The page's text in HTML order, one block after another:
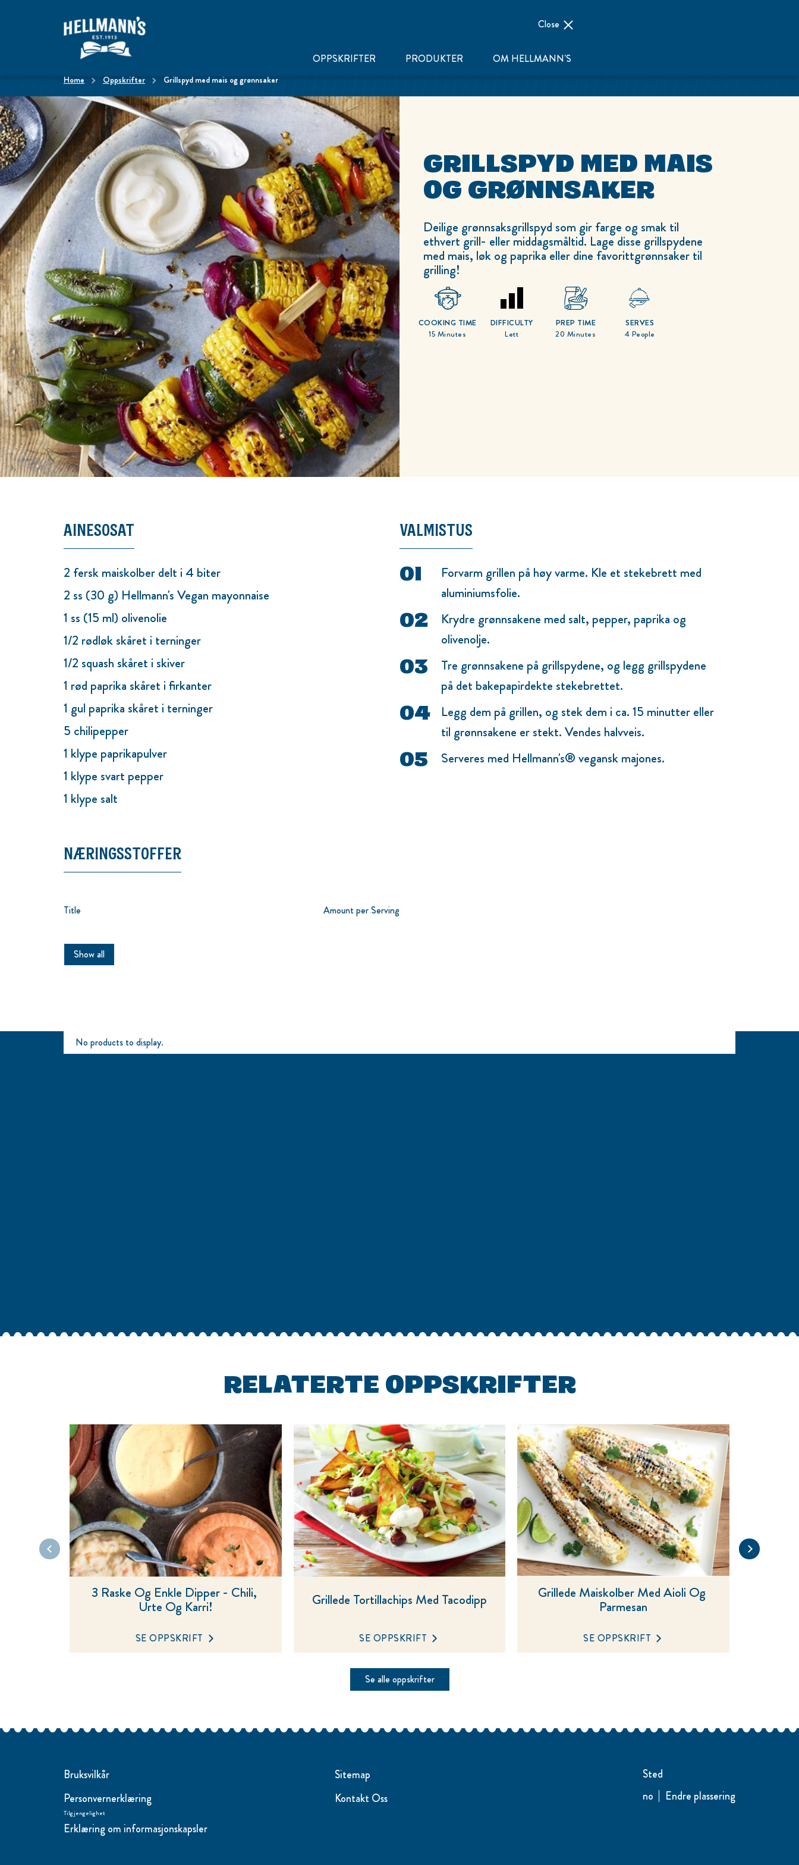
Close
OPPSKRIFTER PRODUKTER OM HELLMANN'S
home Oppskrifter Grillspyd med mais og grønnsaker
GRILLSPYD MED MAIS
OG GRØNNSAKER
Deilige grønnsaksgrillspyd som gir farge og smak til
ethvert grill- eller middagsmåltid. Lage disse grillspydene
med mais, løk og paprika eller dine favorittgrønnsaker til
grilling!
15 Minutes
COOKING TIME
Lett
DIFFICULTY
20 Minutes
PREP TIME
4 People
SERVES
AINESOSAT
2 fersk maiskolber delt i 4 biter
2 ss (30 g) Hellmann's Vegan mayonnaise
1 ss (15 ml) olivenolie
1/2 rødløk skåret i terninger
1/2 squash skåret i skiver
1 rød paprika skåret i firkanter
1 gul paprika skåret i terninger
5 chilipepper
1 klype paprikapulver
1 klype svart pepper
1 klype salt
VALMISTUS
Forvarm grillen på høy varme. Kle et stekebrett med
aluminiumsfolie.
Krydre grønnsakene med salt, pepper, paprika og
olivenolje.
Tre grønnsakene på grillspydene, og legg grillspydene
på det bakepapirdekte stekebrettet.
Legg dem på grillen, og stek dem i ca. 15 minutter eller
til grønnsakene er stekt. Vendes halvveis.
Serveres med Hellmann's® vegansk majones.
NÆRINGSSTOFFER
Title Amount per Serving
Show all
No products to display.
RELATERTE OPPSKRIFTER
3 Raske Og Enkle Dipper - Chili,
Urte Og Karri!
SE OPPSKRIFT
Grillede Tortillachips Med Tacodipp
SE OPPSKRIFT
Grillede Maiskolber Med Aioli Og
Parmesan
SE OPPSKRIFT
Se alle oppskrifter
Bruksvilkår
Personvernerklæring
Tilgjengelighet
Erklæring om informasjonskapsler
Sitemap
Kontakt Oss
Sted
no
Endre plassering